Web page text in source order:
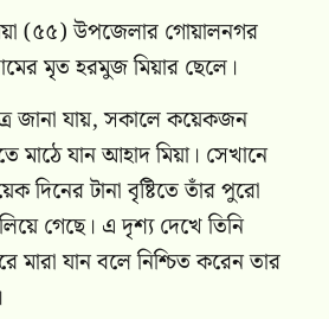
(৫৫) উপজেলার গোয়ালনগর
মৃত হরমুজ মিয়ার ছেলে।
জানা যায়, সকালে কয়েকজন
মাঠে যান আহাদ মিয়া। সেখানে
দিনের টানা বৃষ্টিতে তাঁর পুরো
গেছে। এ দৃশ্য দেখে তিনি
মারা যান বলে নিশ্চিত করেন তার